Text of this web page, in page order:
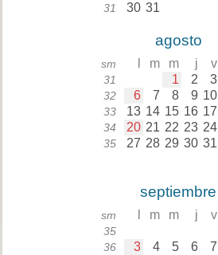
31 30 31
agosto
sm m m j v
31 1 2 3
32 6 7 8 9 10
33 13 14 15 16 17
34 20 21 22 23 24
35 27 28 29 30 31
septiembre
sm m m j v
35
36 3 4 5 6 7